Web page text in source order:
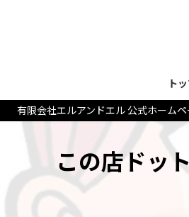
ト
有限会社エルアンドエル 公式ホーム
この店ドッ